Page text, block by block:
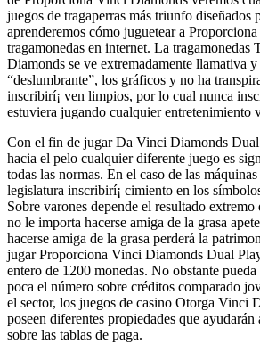
juegos de tragaperras más triunfo diseñados
aprenderemos cómo juguetear a
tragamonedas en internet. La
Diamonds se ve extremadamente llamativa
“deslumbrante”, los gráficos y no ha
inscribirí¡ ven limpios, por lo cual nunca
estuviera jugando cualquier entretenimiento
Con el fin de jugar Da Vinci Diamonds
hacia el pelo cualquier diferente juego es
todas las normas. En el caso de las
legislatura inscribirí¡ cimiento en los
Sobre varones depende el resultado
no le importa hacerse amiga de la grasa
hacerse amiga de la grasa perderá la
jugar Proporciona Vinci Diamonds Dual
entero de 1200 monedas. No obstante
poca el número sobre créditos comparado
el sector, los juegos de casino Otorga Vinci
poseen diferentes propiedades que ayudarán
sobre las tablas de paga.